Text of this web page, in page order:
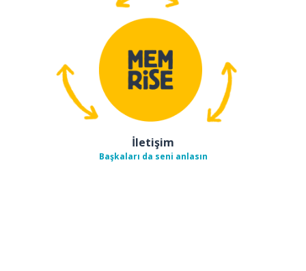
İletişim
Başkaları da seni anlasın